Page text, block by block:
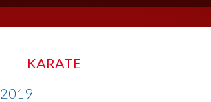
KARATE
2019